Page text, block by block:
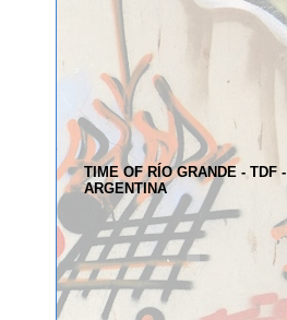
TIME OF RÍO GRANDE - TDF -
ARGENTINA